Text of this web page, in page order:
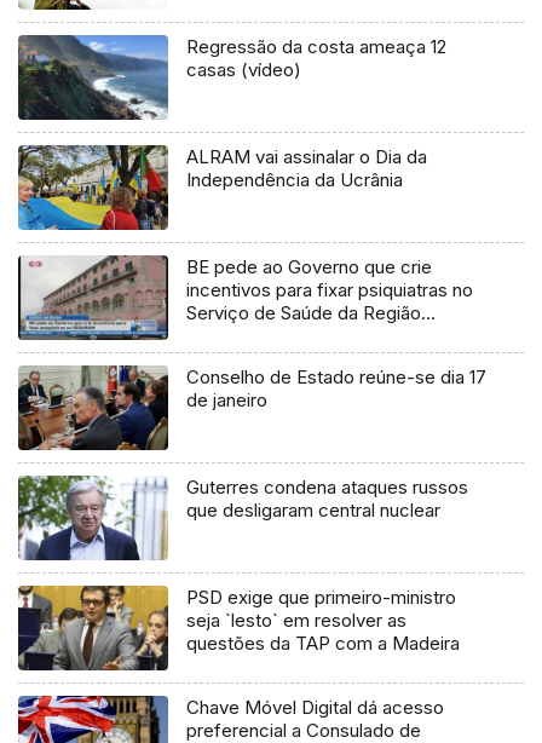
Regressão da costa ameaça 12
casas (vídeo)
ALRAM vai assinalar o Dia da
Independência da Ucrânia
BE pede ao Governo que crie
incentivos para fixar psiquiatras no
Serviço de Saúde da Região
Conselho de Estado reúne-se dia 17
de janeiro
Guterres condena ataques russos
que desligaram central nuclear
PSD exige que primeiro-ministro
seja `lesto` em resolver as
questões da TAP com a Madeira
Chave Móvel Digital dá acesso
preferencial a Consulado de